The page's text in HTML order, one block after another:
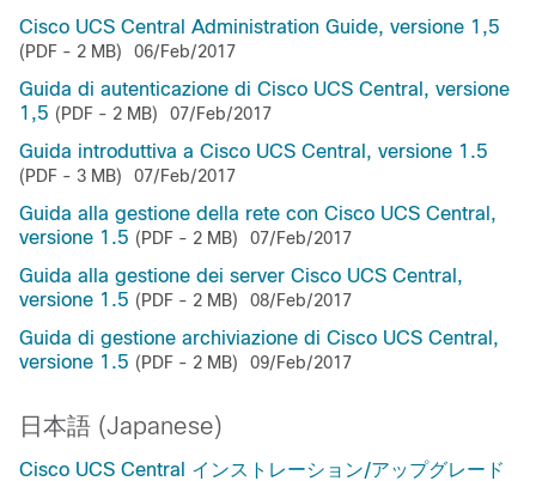
Cisco UCS Central Administration Guide, versione 1,5
(PDF - 2 MB) 06/Feb/2017
Guida di autenticazione di Cisco UCS Central, versione
1,5 (PDF - 2 MB) 07/Feb/2017
Guida introduttiva a Cisco UCS Central, versione 1.5
(PDF - 3 MB) 07/Feb/2017
Guida alla gestione della rete con Cisco UCS Central,
versione 1.5 (PDF - 2 MB) 07/Feb/2017
Guida alla gestione dei server Cisco UCS Central,
versione 1.5 (PDF - 2 MB) 08/Feb/2017
Guida di gestione archiviazione di Cisco UCS Central,
versione 1.5 (PDF - 2 MB) 09/Feb/2017
日本語 (Japanese)
Cisco UCS Central インストレーション/アップグレード